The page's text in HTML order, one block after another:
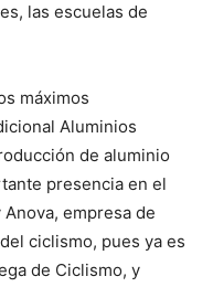
las escuelas de
máximos
Aluminios
de aluminio
presencia en el
empresa de
ciclismo, pues ya es
de Ciclismo, y